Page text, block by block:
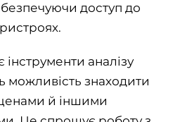
доступ до
аналізу
можливість знаходити
й іншими